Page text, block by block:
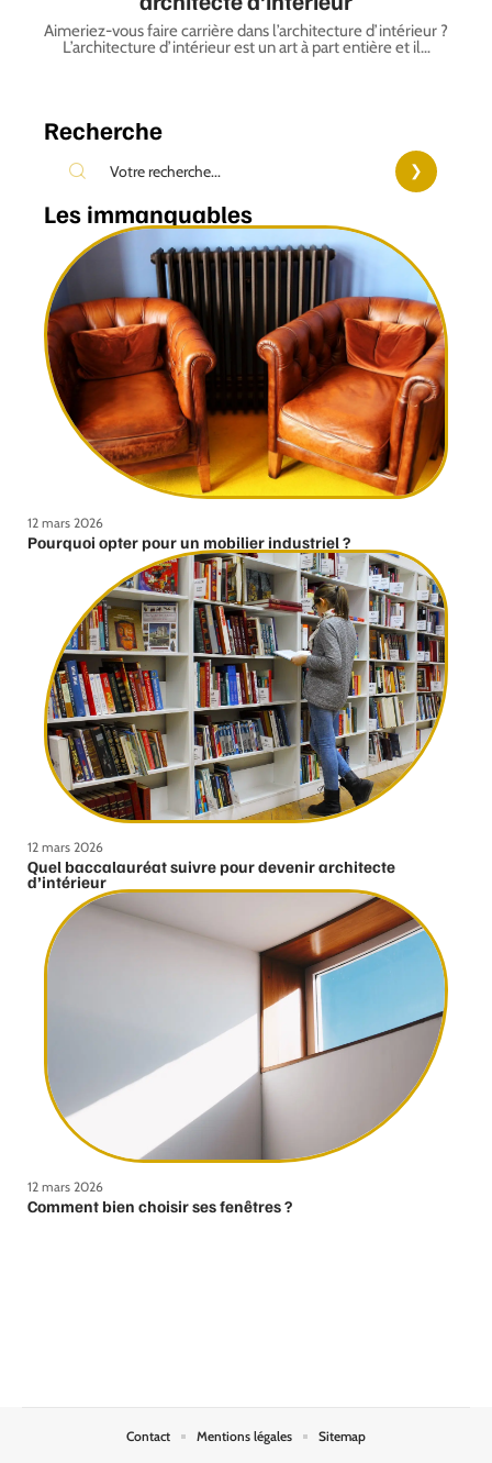
Aimeriez-vous faire carrière dans l’architecture d’intérieur ?
L’architecture d’intérieur est un art à part entière et il…
Recherche
Les immanquables
12 mars 2026
Pourquoi opter pour un mobilier industriel ?
12 mars 2026
Quel baccalauréat suivre pour devenir architecte
d’intérieur
12 mars 2026
Comment bien choisir ses fenêtres ?
Contact Mentions légales Sitemap